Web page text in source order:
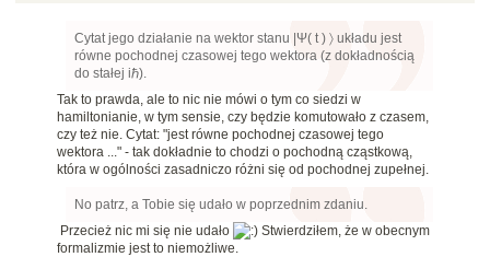
Cytat jego działanie na wektor stanu |Ψ( t ) 〉 układu jest
równe pochodnej czasowej tego wektora (z dokładnością
do stałej iℏ).
Tak to prawda, ale to nic nie mówi o tym co siedzi w
hamiltonianie, w tym sensie, czy będzie komutowało z czasem,
czy też nie. Cytat: "jest równe pochodnej czasowej tego
wektora ..." - tak dokładnie to chodzi o pochodną cząstkową,
która w ogólności zasadniczo różni się od pochodnej zupełnej.
No patrz, a Tobie się udało w poprzednim zdaniu.
Przecież nic mi się nie udało
Stwierdziłem, że w obecnym
formalizmie jest to niemożliwe.